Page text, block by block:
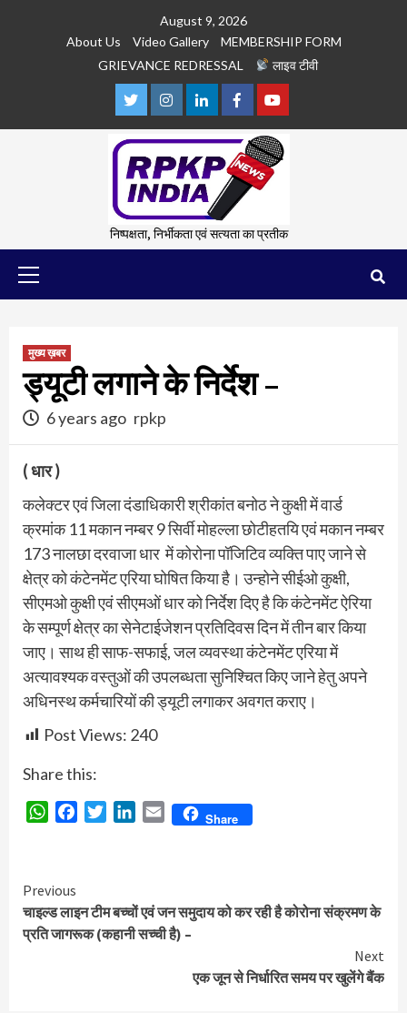
August 9, 2026
About Us
Video Gallery
MEMBERSHIP FORM
GRIEVANCE REDRESSAL
लाइव टीवी
TwitterInstagramLinkedlnFacebookYoutube
निष्पक्षता, निर्भीकता एवं सत्यता का प्रतीक
Primary
मुख्य ख़बर
ड्यूटी लगाने के निर्देश –
6 years ago rpkp
( धार )
कलेक्टर एवं जिला दंडाधिकारी श्रीकांत बनोठ ने कुक्षी में वार्ड
क्रमांक 11 मकान नम्बर 9 सिर्वी मोहल्ला छोटीहतयि एवं मकान नम्बर
173 नालछा दरवाजा धार में कोरोना पॉजिटिव व्यक्ति पाए जाने से
क्षेत्र को कंटेनमेंट एरिया घोषित किया है। उन्होने सीईओ कुक्षी,
सीएमओ कुक्षी एवं सीएमओं धार को निर्देश दिए है कि कंटेनमेंट ऐरिया
के सम्पूर्ण क्षेत्र का सेनेटाईजेशन प्रतिदिवस दिन में तीन बार किया
जाए। साथ ही साफ-सफाई, जल व्यवस्था कंटेनमेंट एरिया में
अत्यावश्यक वस्तुओं की उपलब्धता सुनिश्चित किए जाने हेतु अपने
अधिनस्थ कर्मचारियों की ड्यूटी लगाकर अवगत कराए।
Post Views: 240
Share this:
WhatsAppFacebookTwitterLinkedIn
Email Share
Continue
Reading
Previous
चाइल्ड लाइन टीम बच्चों एवं जन समुदाय को कर रही है कोरोना संक्रमण के
प्रति जागरूक (कहानी सच्ची है) –
Next
एक जून से निर्धारित समय पर खुलेंगे बैंक